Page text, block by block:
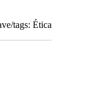
tags: Ética